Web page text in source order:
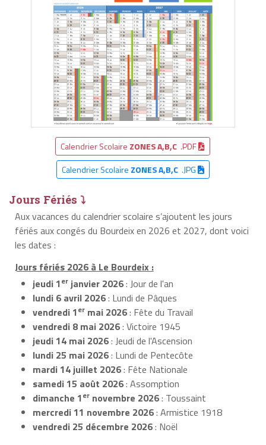
Calendrier Scolaire ZONES A,B,C .PDF
Calendrier Scolaire ZONES A,B,C.JPG
Jours Fériés ⤵
Aux vacances du calendrier scolaire s’ajoutent les jours
fériés aux congés du Bourdeix en 2026 et 2027, dont voici
les dates :
Jours fériés 2026 à Le Bourdeix :
jeudi 1er janvier 2026: Jour de l'an
lundi 6 avril 2026: Lundi de Pâques
vendredi 1er mai 2026: Fête du Travail
vendredi 8 mai 2026: Victoire 1945
jeudi 14 mai 2026: Jeudi de l'Ascension
lundi 25 mai 2026: Lundi de Pentecôte
mardi 14 juillet 2026: Fête Nationale
samedi 15 août 2026: Assomption
dimanche 1er novembre 2026: Toussaint
mercredi 11 novembre 2026: Armistice 1918
vendredi 25 décembre 2026: Noël